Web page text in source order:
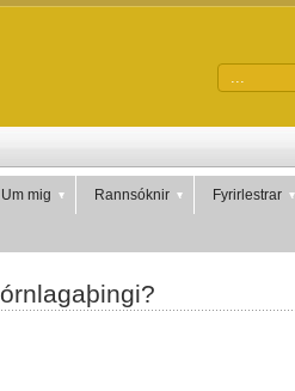
Um mig Rannsóknir Fyrirlestrar